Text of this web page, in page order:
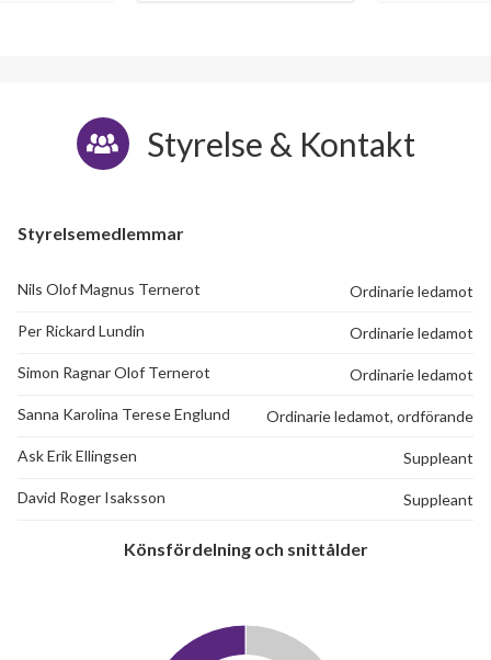
Styrelse & Kontakt
Styrelsemedlemmar
Nils Olof Magnus Ternerot Ordinarie ledamot
Per Rickard Lundin Ordinarie ledamot
Simon Ragnar Olof Ternerot Ordinarie ledamot
Sanna Karolina Terese Englund Ordinarie ledamot, ordförande
Ask Erik Ellingsen Suppleant
David Roger Isaksson Suppleant
Könsfördelning och snittålder